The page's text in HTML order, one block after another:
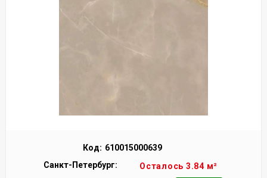
Код: 610015000639
Санкт-Петербург:
Осталось 3.84 м²